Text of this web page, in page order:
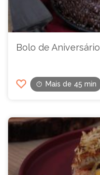
Bolo de Aniversário
Mais de 45 min